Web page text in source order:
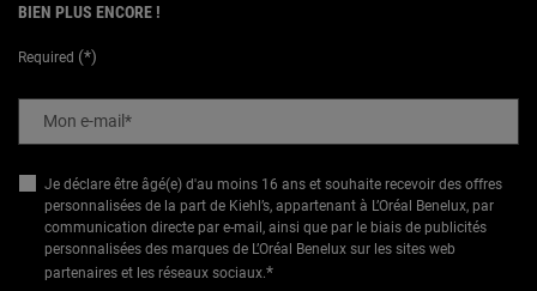
BIEN PLUS ENCORE !
Required (*)
Mon e-mail*
Je déclare être âgé(e) d'au moins 16 ans et souhaite recevoir des offres
personnalisées de la part de Kiehl’s, appartenant à L’Oréal Benelux, par
communication directe par e-mail, ainsi que par le biais de publicités
personnalisées des marques de L’Oréal Benelux sur les sites web
partenaires et les réseaux sociaux.*